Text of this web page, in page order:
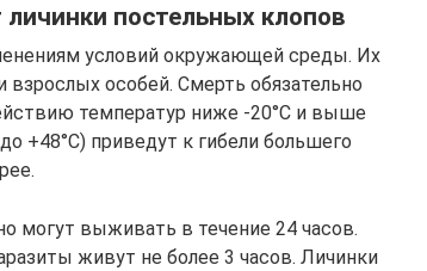
постельных клопов
условий окружающей среды. Их
особей. Смерть обязательно
температур ниже -20°C и выше
+48°C) приведут к гибели большего
могут выживать в течение 24 часов.
живут не более 3 часов. Личинки